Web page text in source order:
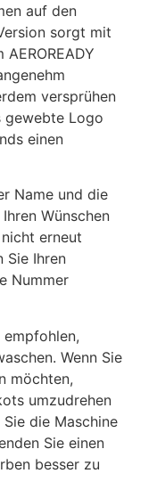
auf den
sorgt mit
versprühen
gewebte Logo
einen
Name und die
Wünschen
erneut
Sie Ihren
Nummer
Wenn Sie
möchten,
umzudrehen
die Maschine
Sie einen
besser zu